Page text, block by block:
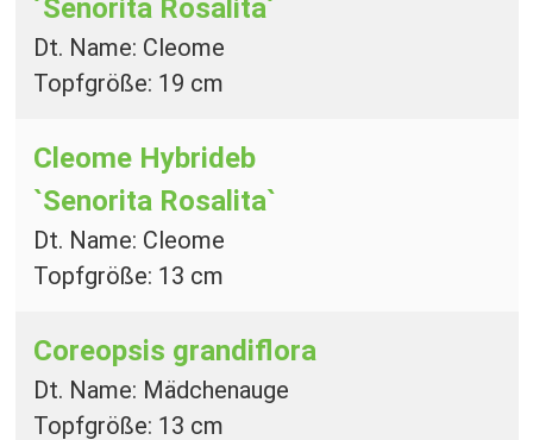
´Senorita Rosalita´
Dt. Name: Cleome
Topfgröße: 19 cm
Cleome Hybrideb
`Senorita Rosalita`
Dt. Name: Cleome
Topfgröße: 13 cm
Coreopsis grandiflora
Dt. Name: Mädchenauge
Topfgröße: 13 cm